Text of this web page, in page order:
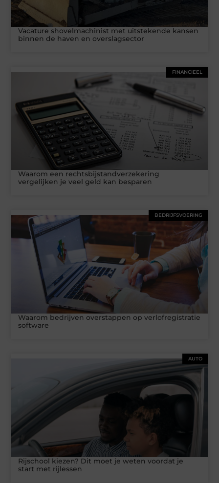
Vacature shovelmachinist met uitstekende kansen
binnen de haven en overslagsector
FINANCIEEL
Waarom een rechtsbijstandverzekering
vergelijken je veel geld kan besparen
BEDRIJFSVOERING
Waarom bedrijven overstappen op verlofregistratie
software
AUTO
Rijschool kiezen? Dit moet je weten voordat je
start met rijlessen